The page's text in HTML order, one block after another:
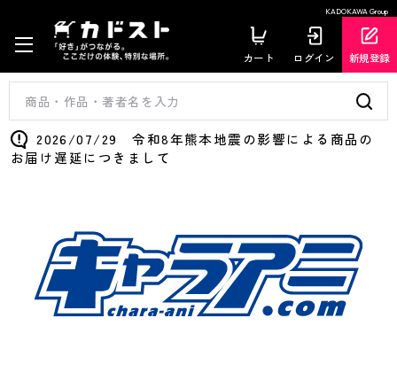
KADOKAWA Group
カート ログイン 新規登録
2026/07/29 令和8年熊本地震の影響による商品の
お届け遅延につきまして